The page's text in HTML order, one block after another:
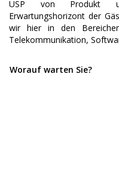
USP von Produkt
Erwartungshorizont der
wir hier in den
Telekommunikation,
Worauf warten Sie?